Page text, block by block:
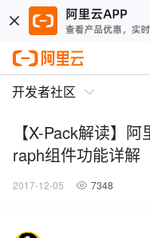
开发者社区
【X-Pack解读】
raph组件功能详解
2017-12-05 7348